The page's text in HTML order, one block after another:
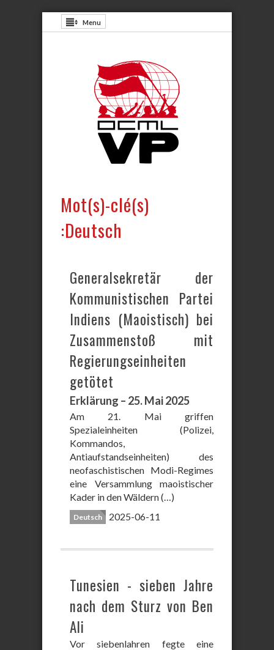
Menu
Mot(s)-clé(s)
:Deutsch
Generalsekretär der
Kommunistischen Partei
Indiens (Maoistisch) bei
Zusammenstoß mit
Regierungseinheiten
getötet
Erklärung – 25. Mai 2025
Am 21. Mai griffen
Spezialeinheiten (Polizei,
Kommandos,
Antiaufstandseinheiten) des
neofaschistischen Modi-Regimes
eine Versammlung maoistischer
Kader in den Wäldern (…)
Deutsch 2025-06-11
Tunesien - sieben Jahre
nach dem Sturz von Ben
Ali
Vor siebenlahren fegte eine